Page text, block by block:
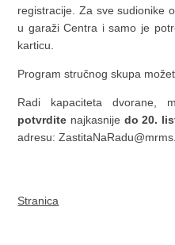
registracije. Za sve sudionike
u garaži Centra i samo je
karticu.
Program stručnog skupa
Radi kapaciteta dvorane,
potvrdite najkasnije do 20.
adresu:
Stranica